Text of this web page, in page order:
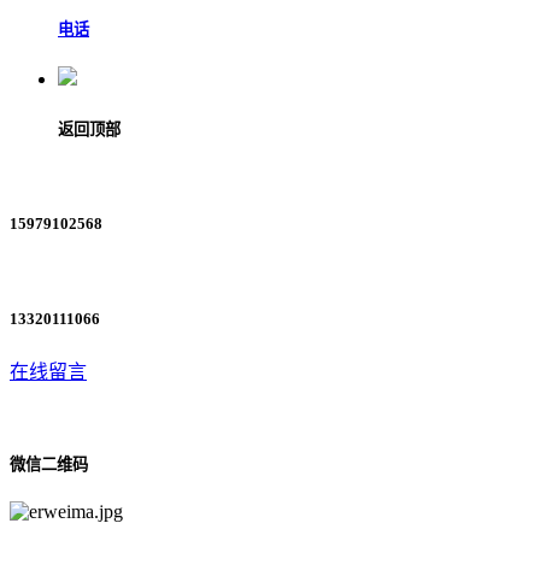
电话
返回顶部
15979102568
13320111066
在线留言
微信二维码